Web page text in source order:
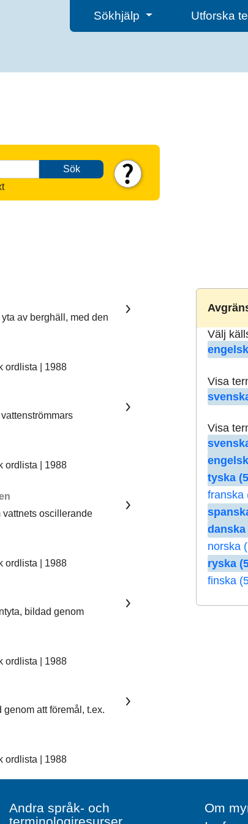
Sökhjälp Utforska
Sök
Välj
Visa
Visa
tyska
franska
danska
norska
ryska
finska
av berghäll, med den
ordlista | 1988
ordlista | 1988
oscillerande
ordlista | 1988
bildad genom
ordlista | 1988
att föremål, t.ex.
ordlista | 1988
Andra språk- och
Om